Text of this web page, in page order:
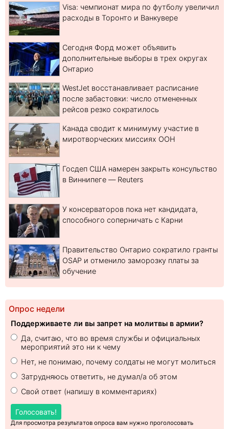
Visa: чемпионат мира по футболу увеличил
расходы в Торонто и Ванкувере
Сегодня Форд может объявить
дополнительные выборы в трех округах
Онтарио
WestJet восстанавливает расписание
после забастовки: число отмененных
рейсов резко сократилось
Канада сводит к минимуму участие в
миротворческих миссиях ООН
Госдеп США намерен закрыть консульство
в Виннипеге — Reuters
У консерваторов пока нет кандидата,
способного соперничать с Карни
Правительство Онтарио сократило гранты
OSAP и отменило заморозку платы за
обучение
Опрос недели
Поддерживаете ли вы запрет на молитвы в армии?
Да, считаю, что во время службы и официальных
мероприятий это ни к чему
Нет, не понимаю, почему солдаты не могут молиться
Затрудняюсь ответить, не думал/а об этом
Свой ответ (напишу в комментариях)
Голосовать!
Для просмотра результатов опроса вам нужно проголосовать